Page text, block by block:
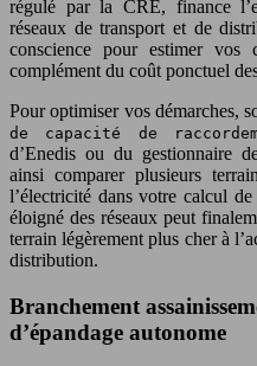
régulé par la CRE, finance
réseaux de transport et de
conscience pour estimer vos
complément du coût ponctuel
Pour optimiser vos démarches,
de capacité de
d’Enedis ou du gestionnaire
ainsi comparer plusieurs
l’électricité dans votre calcul
éloigné des réseaux peut
terrain légèrement plus cher à
distribution.
Branchement
d’épandage autonome